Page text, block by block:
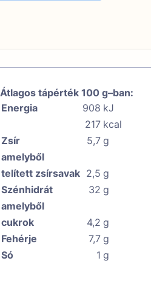
Átlagos tápérték 100 g–ban:
Energia
908 kJ
217 kcal
Zsír
5,7 g
amelyből
telített zsírsavak 2,5 g
Szénhidrát
32 g
amelyből
cukrok
4,2 g
Fehérje
7,7 g
Só
1 g